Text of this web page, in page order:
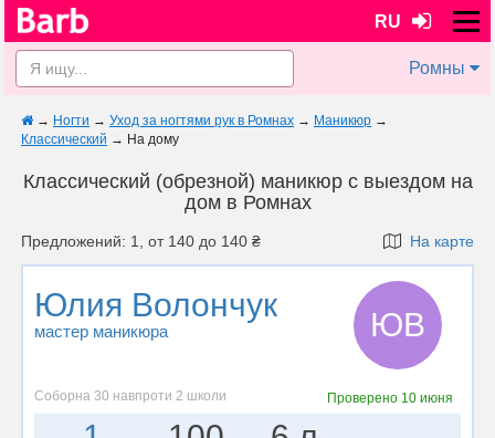
RU
Ромны
→ Ногти → Уход за ногтями рук в Ромнах → Маникюр →
Классический → На дому
Классический (обрезной) маникюр с выездом на
дом в Ромнах
Предложений: 1, от 140 до 140 ₴ На карте
Юлия Волончук
мастер маникюра ЮВ
Соборна 30 навпроти 2 школи Проверено 10 июня